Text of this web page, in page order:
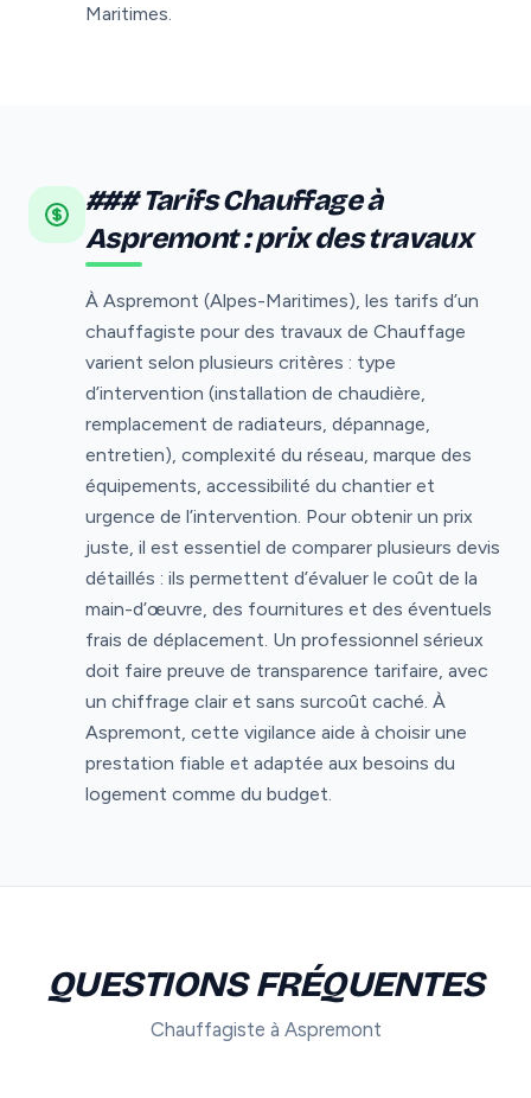
Maritimes.
### Tarifs Chauffage à
Aspremont : prix des travaux
À Aspremont (Alpes-Maritimes), les tarifs d’un
chauffagiste pour des travaux de Chauffage
varient selon plusieurs critères : type
d’intervention (installation de chaudière,
remplacement de radiateurs, dépannage,
entretien), complexité du réseau, marque des
équipements, accessibilité du chantier et
urgence de l’intervention. Pour obtenir un prix
juste, il est essentiel de comparer plusieurs devis
détaillés : ils permettent d’évaluer le coût de la
main-d’œuvre, des fournitures et des éventuels
frais de déplacement. Un professionnel sérieux
doit faire preuve de transparence tarifaire, avec
un chiffrage clair et sans surcoût caché. À
Aspremont, cette vigilance aide à choisir une
prestation fiable et adaptée aux besoins du
logement comme du budget.
QUESTIONS FRÉQUENTES
Chauffagiste à Aspremont